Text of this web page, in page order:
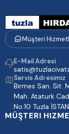
Müşteri
E-Mail Adresi
Servis Adresimiz
Birmes San. Sit.
Mah. Ataturk
No:10 Tuzla
MÜŞTERI